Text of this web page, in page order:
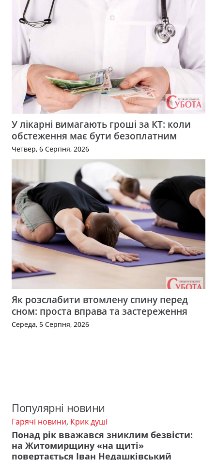
У лікарні вимагають гроші за КТ: коли
обстеження має бути безоплатним
Четвер, 6 Серпня, 2026
Як розслабити втомлену спину перед
сном: проста вправа та застереження
Середа, 5 Серпня, 2026
Популярні новини
Гарячі новини, Крик душі
Понад рік вважався зниклим безвісти:
на Житомирщину «на щиті»
повертається Іван Недашківський